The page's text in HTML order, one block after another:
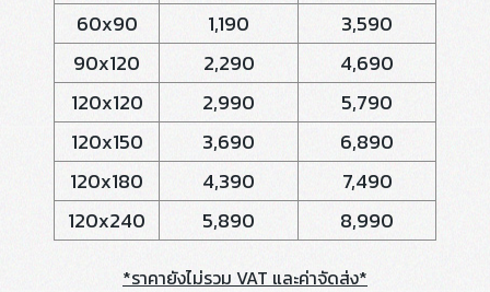
60x90
1,190
3,590
90x120
2,290
4,690
120x120
2,990
5,790
120x150
3,690
6,890
120x180
4,390
7,490
120x240
5,890 8,990
*ราคายังไม่รวม VAT และค่าจัดส่ง*